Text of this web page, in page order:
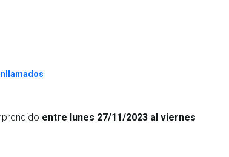
entre lunes 27/11/2023 al viernes